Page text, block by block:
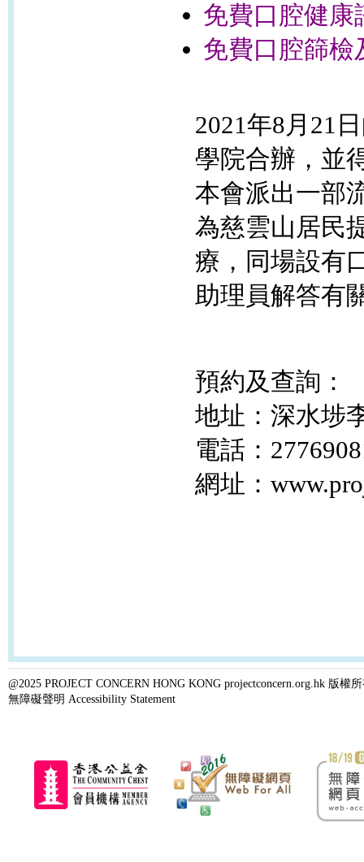
免費口腔健康
免費口腔篩檢
2021年8月 21
學院合辦，並
本會派出一部
為慈雲山居民
療，同場設有
助理員解答有
預約及查詢：
地址：深水埗
電話：
網址：
@2025 PROJECT CONCERN HONG KONG projectconcern.org.hk 版權
無障礙聲明 Accessibility Statement